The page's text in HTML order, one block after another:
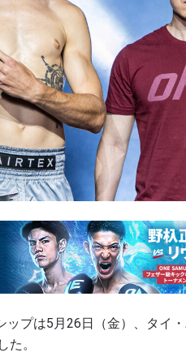
ップは5月26日（金）、タイ
た。